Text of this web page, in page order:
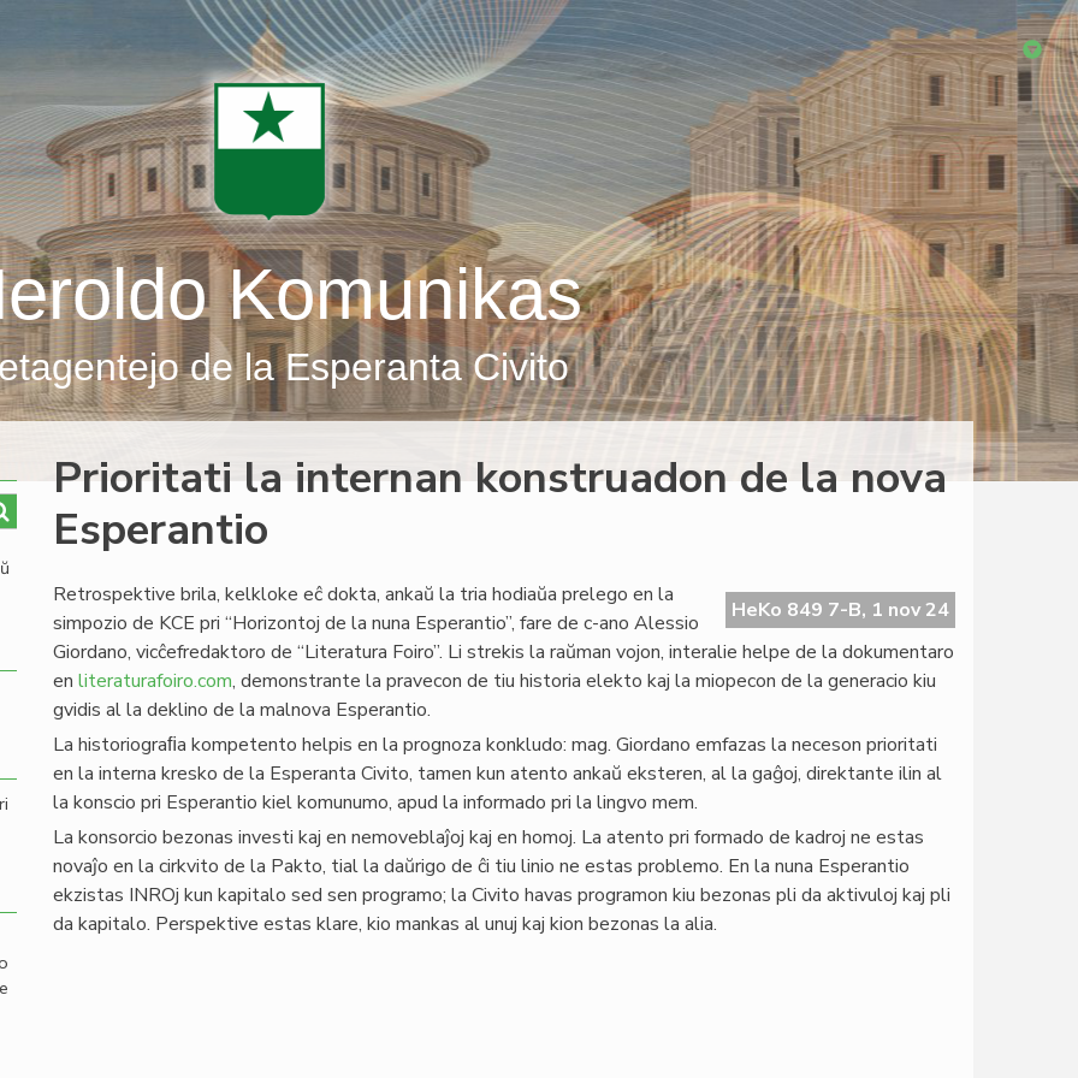
Komunikas
de la Esperanta Civito
Prioritati la internan konstruadon de la nova
Esperantio
HeKo 849 7-B, 1 nov 24
Retrospektive brila, kelkloke eĉ dokta, ankaŭ la tria hodiaŭa prelego en la
simpozio de KCE pri “Horizontoj de la nuna Esperantio”, fare de c-ano Alessio
Giordano, vicĉefredaktoro de “Literatura Foiro”. Li strekis la raŭman vojon, interalie helpe de la dokumentaro
en literaturafoiro.com, demonstrante la pravecon de tiu historia elekto kaj la miopecon de la generacio kiu
gvidis al la deklino de la malnova Esperantio.
La historiograﬁa kompetento helpis en la prognoza konkludo: mag. Giordano emfazas la neceson prioritati
en la interna kresko de la Esperanta Civito, tamen kun atento ankaŭ eksteren, al la gaĝoj, direktante ilin al
la konscio pri Esperantio kiel komunumo, apud la informado pri la lingvo mem.
La konsorcio bezonas investi kaj en nemoveblaĵoj kaj en homoj. La atento pri formado de kadroj ne estas
novaĵo en la cirkvito de la Pakto, tial la daŭrigo de ĉi tiu linio ne estas problemo. En la nuna Esperantio
ekzistas INROj kun kapitalo sed sen programo; la Civito havas programon kiu bezonas pli da aktivuloj kaj pli
da kapitalo. Perspektive estas klare, kio mankas al unuj kaj kion bezonas la alia.